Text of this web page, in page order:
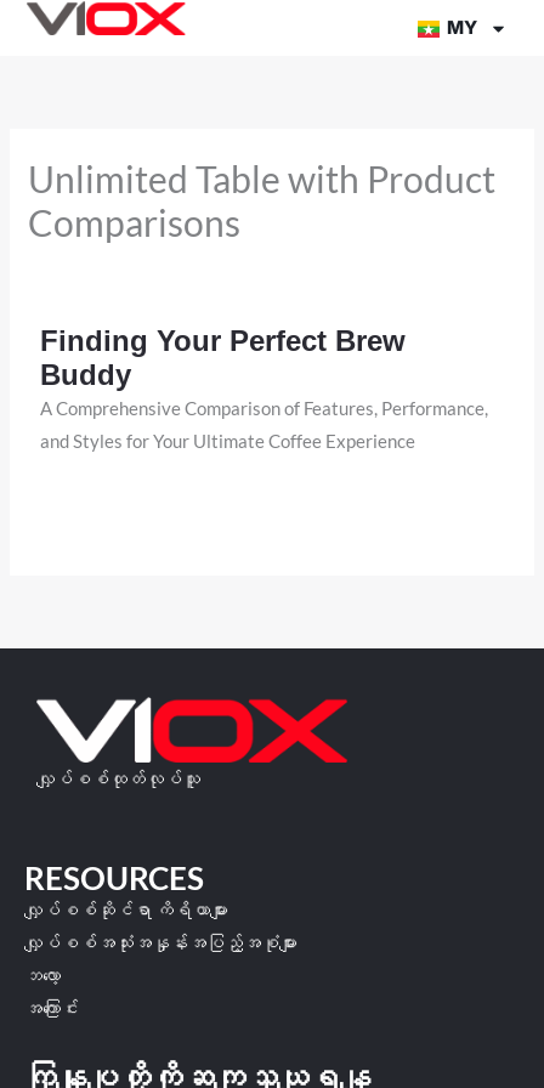
အကြောင်းအရာ
MY
Unlimited Table with Product
Comparisons
Finding Your Perfect Brew
Buddy
A Comprehensive Comparison of Features, Performance,
and Styles for Your Ultimate Coffee Experience
လျှပ်စစ်ထုတ်လုပ်သူ
RESOURCES
လျှပ်စစ်ဆိုင်ရာ ကိရိယာများ
လျှပ်စစ်အသုံးအနှုန်းအပြည့်အစုံများ
ဘလော့
အကြောင်း
ကြှနျုပျတို့ကိုဆကျသှယျရနျ